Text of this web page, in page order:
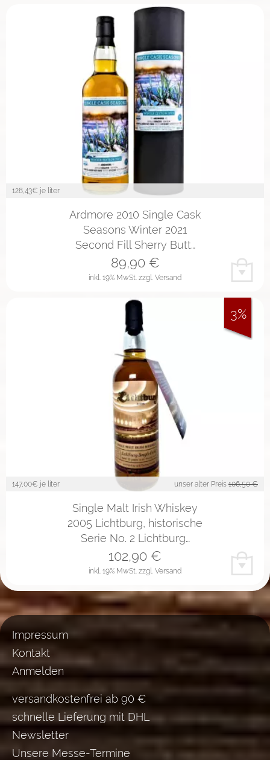
128,43€ je liter
Ardmore 2010 Single Cask
Seasons Winter 2021
Second Fill Sherry Butt…
inkl. 19% MwSt. zzgl. Versand
89,90€
147,00€ je liter unser alter Preis 106,50 €
Single Malt Irish Whiskey
2005 Lichtburg, historische
Serie No. 2 Lichtburg…
inkl. 19% MwSt. zzgl. Versand
102,90 €
3%
Impressum
Kontakt
Anmelden
versandkostenfrei ab 90 €
schnelle Lieferung mit DHL
Newsletter
Unsere Messe-Termine